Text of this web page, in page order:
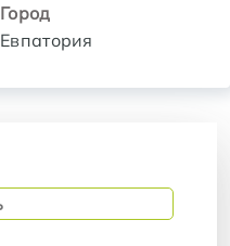
Город
Евпатория